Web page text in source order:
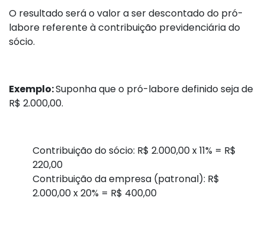
O resultado será o valor a ser descontado do pró-
labore referente à contribuição previdenciária do
sócio.
Exemplo:Suponha que o pró-labore definido seja de
R$ 2.000,00.
Contribuição do sócio: R$ 2.000,00 x 11% = R$
220,00
Contribuição da empresa (patronal): R$
2.000,00 x 20% = R$ 400,00